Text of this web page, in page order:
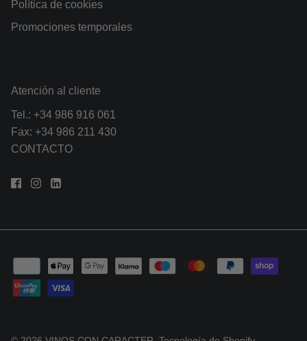
Política de cookies
Promociones temporales
Atención al cliente
Tel.: +34 986 916 061
Fax: +34 986 211 430
CONTACTO